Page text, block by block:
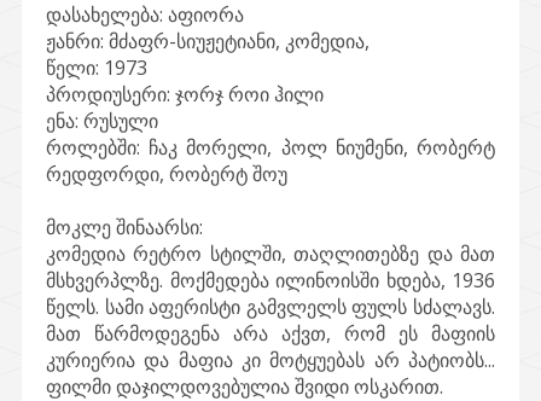
დასახელება: აფიორა
ჟანრი: მძაფრ-სიუჟეტიანი, კომედია,
წელი: 1973
პროდიუსერი: ჯორჯ როი ჰილი
ენა: რუსული
როლებში: ჩაკ მორელი, პოლ ნიუმენი, რობერტ
რედფორდი, რობერტ შოუ
მოკლე შინაარსი:
კომედია რეტრო სტილში, თაღლითებზე და მათ
მსხვერპლზე. მოქმედება ილინოისში ხდება, 1936
წელს. სამი აფერისტი გამვლელს ფულს სძალავს.
მათ წარმოდეგენა არა აქვთ, რომ ეს მაფიის
კურიერია და მაფია კი მოტყუებას არ პატიობს...
ფილმი დაჯილდოვებულია შვიდი ოსკარით.